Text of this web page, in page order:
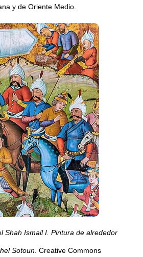
y de Oriente Medio.
Shah Ismail I. Pintura de alrededor
Sotoun. Creative Commons